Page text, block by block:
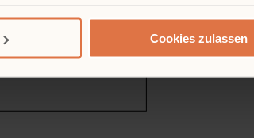
Cookies zulassen